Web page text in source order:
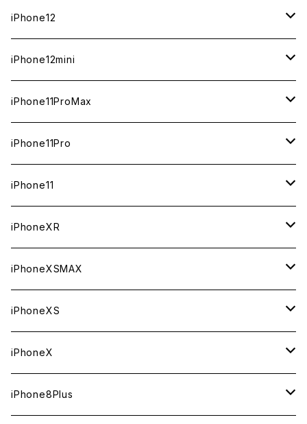
中古（整備済み）
中古（整備済み）
新品
中古（整備済み）
中古（整備済み）
新品
中古（整備済み）
中古（整備済み）
新品
中古（整備済み）
128GB
新品
中古（整備済み）
新品
中古（整備済み）
256GB
新品
中古（整備済み）
512GB
新品
中古（整備済み）
512GB
新品
中古（整備済み）
256GB
新品
中古（整備済み）
128GB
新品
中古（整備済み）
iPhone12
256GB
新品
中古（整備済み）
128GB
新品
中古（整備済み）
64GB
新品
中古（整備済み）
iPhone12mini
256GB
新品
中古（整備済み）
128GB
新品
中古（整備済み）
64GB
新品
中古（整備済み）
iPhone11ProMax
512GB
新品
中古（整備済み）
256GB
新品
中古（整備済み）
64GB
新品
中古（整備済み）
iPhone11Pro
512GB
新品
中古（整備済み）
256GB
新品
中古（整備済み）
64GB
新品
中古（整備済み）
iPhone11
256GB
新品
中古（整備済み）
128GB
新品
中古（整備済み）
64GB
新品
中古（整備済み）
iPhoneXR
256GB
新品
中古（整備済み）
128GB
新品
中古（整備済み）
64GB
新品
iPhoneXSMAX
512GB
新品
中古（整備済み）
256GB
新品
64GB
iPhoneXS
512GB
新品
256GB
iPhoneX
256GB
iPhone8Plus